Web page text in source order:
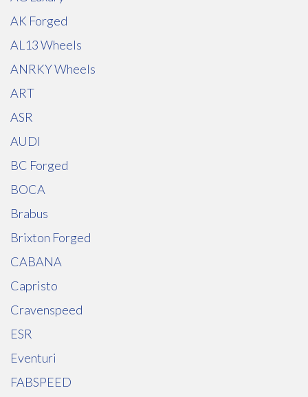
AK Forged
AL13 Wheels
ANRKY Wheels
ART
ASR
AUDI
BC Forged
BOCA
Brabus
Brixton Forged
CABANA
Capristo
Cravenspeed
ESR
Eventuri
FABSPEED